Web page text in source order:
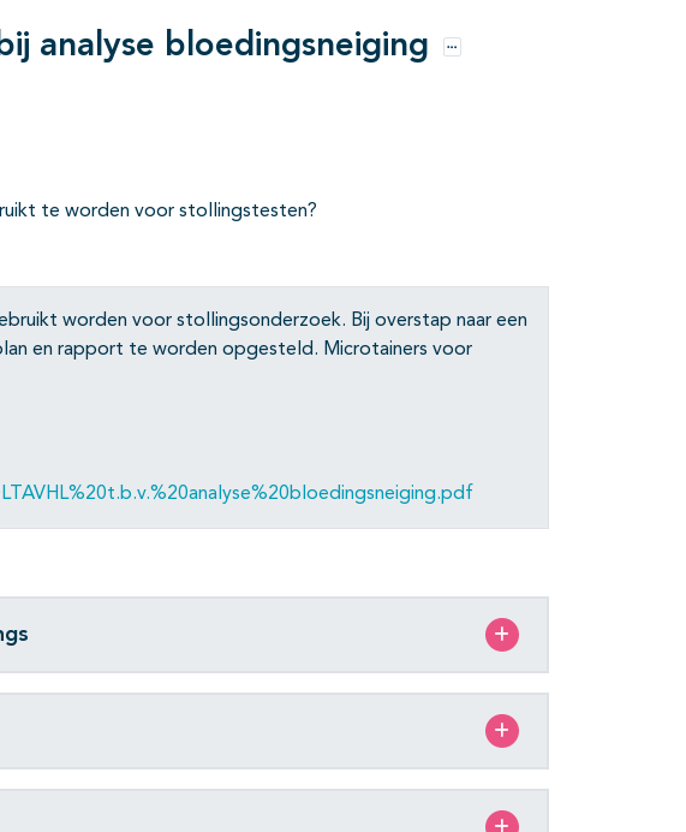
analyse bloedingsneiging Opties
te worden voor stollingstesten?
worden voor stollingsonderzoek. Bij overstap naar een
en rapport te worden opgesteld. Microtainers voor